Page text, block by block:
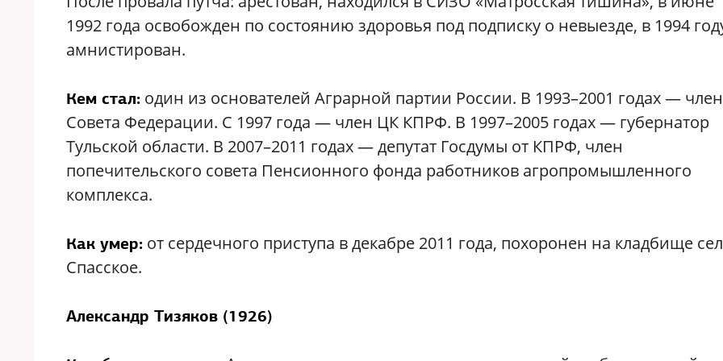
1992 года освобожден по состоянию здоровья под подписку о невыезде, в 1994
амнистирован.
Кем стал: один из основателей Аграрной партии России. В 1993–2001 годах — член
Совета Федерации. С 1997 года — член ЦК КПРФ. В 1997–2005 годах — губернатор
Тульской области. В 2007–2011 годах — депутат Госдумы от КПРФ, член
попечительского совета Пенсионного фонда работников агропромышленного
комплекса.
Как умер: от сердечного приступа в декабре 2011 года, похоронен на кладбище
Спасское.
Александр Тизяков (1926)